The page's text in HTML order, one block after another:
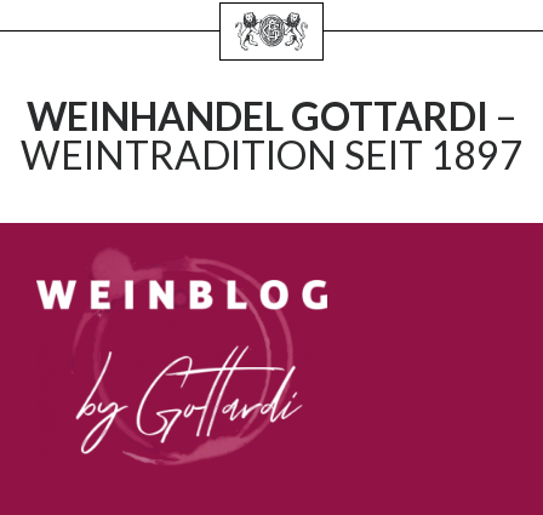
WEINHANDEL GOTTARDI –
WEINTRADITION SEIT 1897